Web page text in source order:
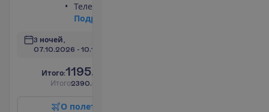
Телевизор
Подр
3 ночей,
07.10.2026 - 10.10.2026
Итого:1195.00
Итого2390.00
О полет